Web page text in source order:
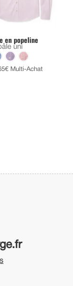
en popeline
uni
Multi-Achat